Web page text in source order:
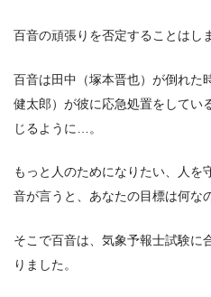
百音の頑張りを否定することはし
百音は田中（塚本晋也）が倒れた
健太郎）が彼に応急処置をしてい
じるように…。
もっと人のためになりたい、人を
音が言うと、あなたの目標は何な
そこで百音は、気象予報士試験に
りました。